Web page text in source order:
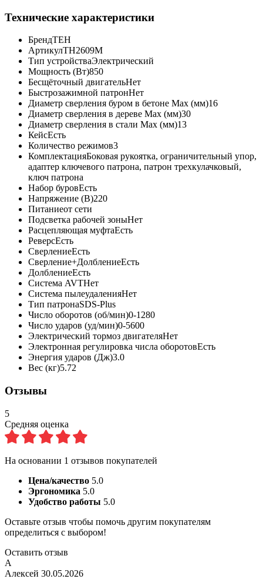
Технические характеристики
БрендTEH
АртикулTH2609M
Тип устройстваЭлектрический
Мощность (Вт)850
Бесщёточный двигательНет
Быстрозажимной патронНет
Диаметр сверления буром в бетоне Max (мм)16
Диаметр сверления в дереве Max (мм)30
Диаметр сверления в стали Max (мм)13
КейсЕсть
Количество режимов3
КомплектацияБоковая рукоятка, ограничительный упор,
адаптер ключевого патрона, патрон трехкулачковый,
ключ патрона
Набор буровЕсть
Напряжение (В)220
Питаниеот сети
Подсветка рабочей зоныНет
Расцепляющая муфтаЕсть
РеверсЕсть
СверлениеЕсть
Сверление+ДолблениеЕсть
ДолблениеЕсть
Система AVTНет
Система пылеудаленияНет
Тип патронаSDS-Plus
Число оборотов (об/мин)0-1280
Число ударов (уд/мин)0-5600
Электрический тормоз двигателяНет
Электронная регулировка числа оборотовЕсть
Энергия ударов (Дж)3.0
Вес (кг)5.72
Отзывы
5
Средняя оценка
На основании 1 отзывов покупателей
Цена/качество 5.0
Эргономика 5.0
Удобство работы 5.0
Оставьте отзыв чтобы помочь другим покупателям
определиться с выбором!
Оставить отзыв
А
Алексей 30.05.2026